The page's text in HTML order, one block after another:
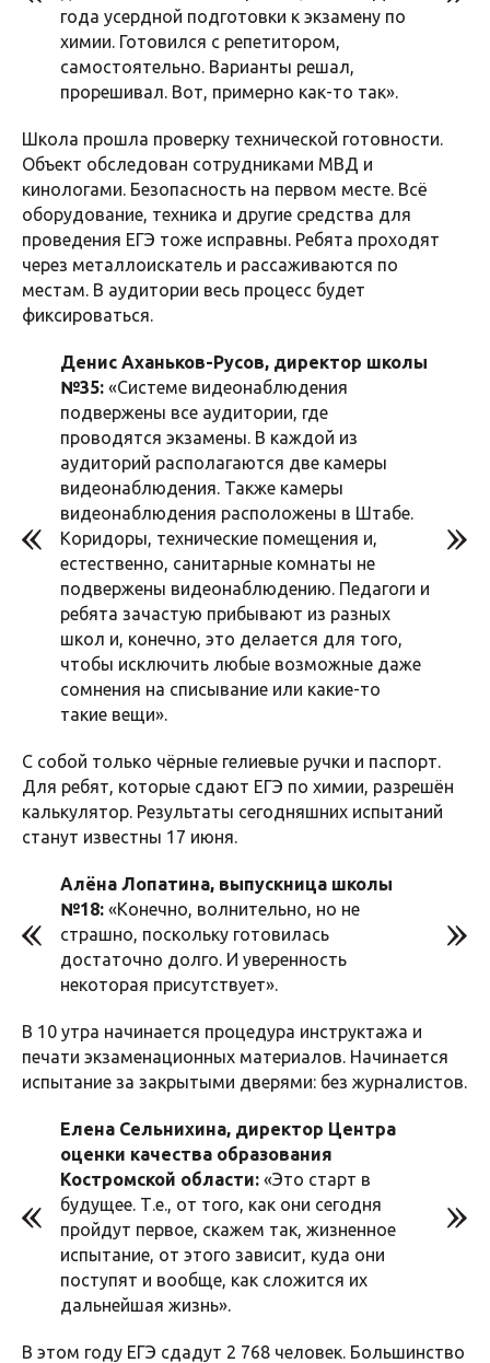
года усердной подготовки к экзамену по
химии. Готовился с репетитором,
самостоятельно. Варианты решал,
прорешивал. Вот, примерно как-то так».
Школа прошла проверку технической готовности.
Объект обследован сотрудниками МВД и
кинологами. Безопасность на первом месте. Всё
оборудование, техника и другие средства для
проведения ЕГЭ тоже исправны. Ребята проходят
через металлоискатель и рассаживаются по
местам. В аудитории весь процесс будет
фиксироваться.
Денис Аханьков-Русов, директор школы
№35: «Системе видеонаблюдения
подвержены все аудитории, где
проводятся экзамены. В каждой из
аудиторий располагаются две камеры
видеонаблюдения. Также камеры
видеонаблюдения расположены в Штабе.
Коридоры, технические помещения и,
естественно, санитарные комнаты не
подвержены видеонаблюдению. Педагоги и
ребята зачастую прибывают из разных
школ и, конечно, это делается для того,
чтобы исключить любые возможные даже
сомнения на списывание или какие-то
такие вещи».
С собой только чёрные гелиевые ручки и паспорт.
Для ребят, которые сдают ЕГЭ по химии, разрешён
калькулятор. Результаты сегодняшних испытаний
станут известны 17 июня.
Алёна Лопатина, выпускница школы
№18: «Конечно, волнительно, но не
страшно, поскольку готовилась
достаточно долго. И уверенность
некоторая присутствует».
В 10 утра начинается процедура инструктажа и
печати экзаменационных материалов. Начинается
испытание за закрытыми дверями: без журналистов.
Елена Сельнихина, директор Центра
оценки качества образования
Костромской области: «Это старт в
будущее. Т.е., от того, как они сегодня
пройдут первое, скажем так, жизненное
испытание, от этого зависит, куда они
поступят и вообще, как сложится их
дальнейшая жизнь».
В этом году ЕГЭ сдадут 2 768 человек. Большинство